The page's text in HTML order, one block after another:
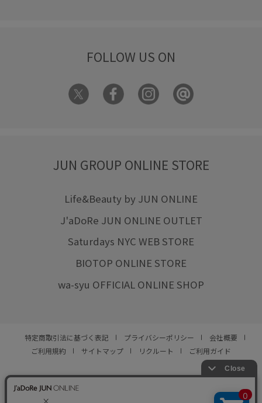
FOLLOW US ON
JUN GROUP ONLINE STORE
Life&Beauty by JUN ONLINE
J'aDoRe JUN ONLINE OUTLET
Saturdays NYC WEB STORE
BIOTOP ONLINE STORE
wa-syu OFFICIAL ONLINE SHOP
特定商取引法に基づく表記 プライバシーポリシー
会社概要
ご利用規約
サイトマップ リクルート ご利用ガイド